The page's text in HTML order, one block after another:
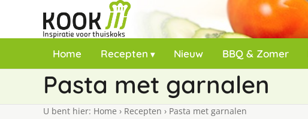
Home Recepten Nieuw BBQ & Zomer
Pasta met garnalen
U bent hier: Home › Recepten › Pasta met garnalen